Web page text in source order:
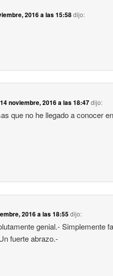
2016 a las 15:58dijo:
14 noviembre, 2016 a las 18:47dijo:
que no he llegado a conocer
2016 a las 18:55dijo:
genial.- Simplemente
fuerte abrazo.-